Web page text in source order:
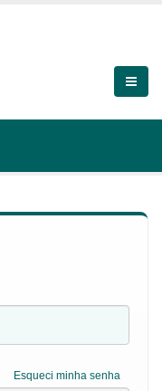
Esqueci minha senha